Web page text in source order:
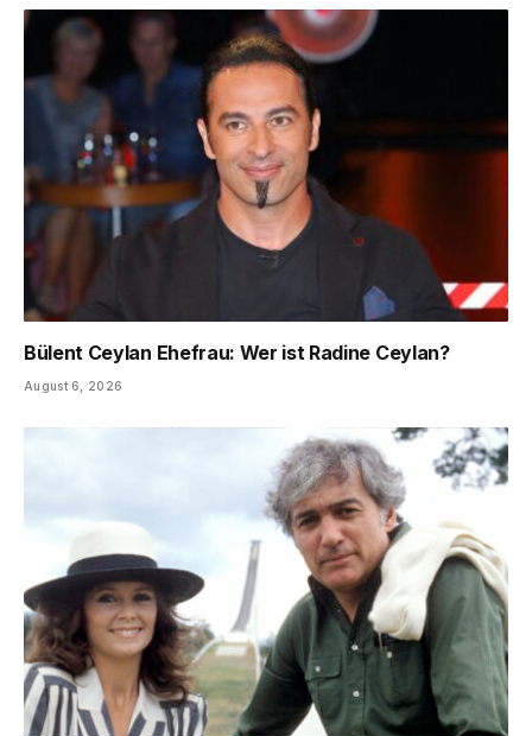
Bülent Ceylan Ehefrau: Wer ist Radine Ceylan?
August 6, 2026